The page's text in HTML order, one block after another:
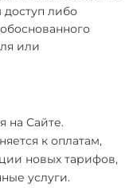
доступ либо
или
на Сайте.
к оплатам,
новых тарифов,
услуги.